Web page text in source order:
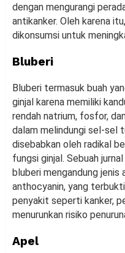
dengan mengurangi
antikanker. Oleh karena
dikonsumsi untuk
Bluberi
Bluberi termasuk buah
ginjal karena memiliki
rendah natrium, fosfor,
dalam melindungi sel-sel
disebabkan oleh radikal
fungsi ginjal. Sebuah
bluberi mengandung jenis
anthocyanin, yang
penyakit seperti kanker,
menurunkan risiko
Apel